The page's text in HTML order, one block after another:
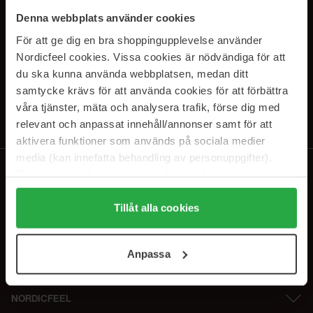
Denna webbplats använder cookies
För att ge dig en bra shoppingupplevelse använder
Nordicfeel cookies. Vissa cookies är nödvändiga för att
du ska kunna använda webbplatsen, medan ditt
samtycke krävs för att använda cookies för att förbättra
våra tjänster, mäta och analysera trafik, förse dig med
relevant och anpassat innehåll/annonser samt för att
aktivera funktioner som används på sociala medier
media (kan innefatta behandling av personuppgifter).
Genom att trycka på "Tillåt alla cookies" accepterar du
alla cookies, medan du under "Detaljer" kan anpassa
användningen av cookies. Du kan när som helst återkalla
samt vår Integritetspolicy.
Tillåt alla cookies
Anpassa
SUBSCRIBE TO OUR
NEWSLETTER
E-postadresse
Ved å abonnere godtar du vårpersonvernerklæring. Du kan melde deg
NORDICFEEL